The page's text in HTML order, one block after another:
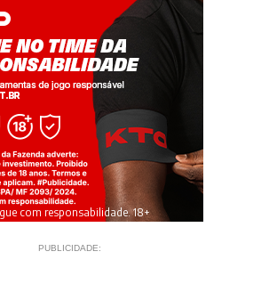
com responsabilidade. 18+
PUBLICIDADE: